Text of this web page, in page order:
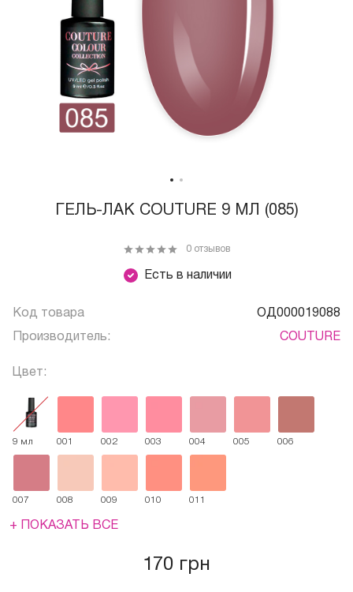
ГЕЛЬ-ЛАК COUTURE 9 МЛ (085)
Есть в наличии
0 отзывов
Код товара ОД000019088
Производитель: COUTURE
Цвет:
9 мл 001 002 003 004 005 006
007 008 009 010 011
+ ПОКАЗАТЬ ВСЕ
170 грн